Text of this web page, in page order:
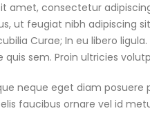
amet, consectetur
ut feugiat nibh adipiscing
Curae; In eu libero
sem. Proin ultricies
neque eget diam posuere
faucibus ornare vel id